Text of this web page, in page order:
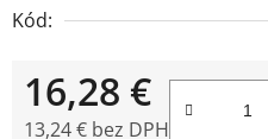
Kód:
16,28 €
13,24 € bez DPH